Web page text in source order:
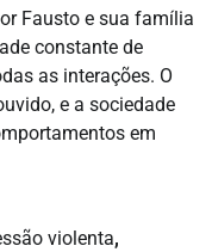
Fausto e sua família
constante de
as interações. O
e a sociedade
em
violenta,